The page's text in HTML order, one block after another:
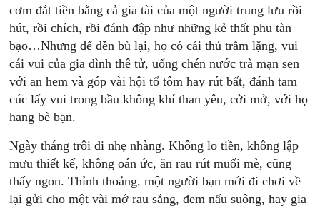
cơm đắt tiền bằng cả gia tài của một người trung lưu rồi
hút, rồi chích, rồi đánh đập như những kẻ thất phu tàn
bạo…Nhưng để đền bù lại, họ có cái thú trầm lặng, vui
cái vui của gia đình thê tử, uống chén nước trà mạn sen
với an hem và góp vài hội tổ tôm hay rút bất, đánh tam
cúc lấy vui trong bầu không khí than yêu, cởi mở, với họ
hang bè bạn.
Ngày tháng trôi đi nhẹ nhàng. Không lo tiền, không lập
mưu thiết kế, không oán ức, ăn rau rút muối mè, cũng
thấy ngon. Thỉnh thoảng, một người bạn mới đi chơi về
lại gửi cho một vài mớ rau sắng, đem nấu suông, hay gia